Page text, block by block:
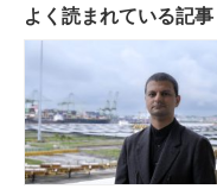
よく読まれている記事